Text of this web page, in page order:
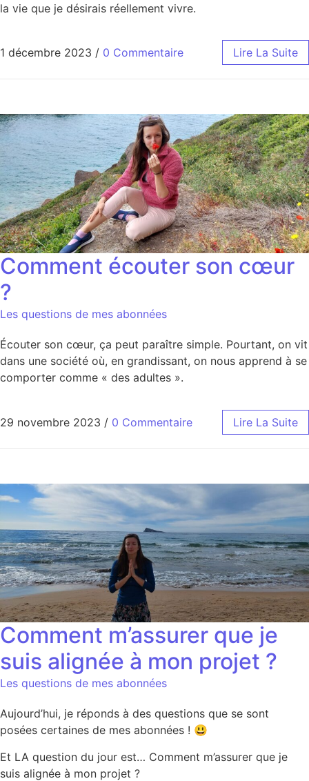
la vie que je désirais réellement vivre.
1 décembre 2023 / 0 Commentaire Lire La Suite
Comment écouter son cœur
?
Les questions de mes abonnées
Écouter son cœur, ça peut paraître simple. Pourtant, on vit
dans une société où, en grandissant, on nous apprend à se
comporter comme « des adultes ».
29 novembre 2023 / 0 Commentaire Lire La Suite
Comment m’assurer que je
suis alignée à mon projet ?
Les questions de mes abonnées
Aujourd’hui, je réponds à des questions que se sont
posées certaines de mes abonnées ! 😃
Et LA question du jour est… Comment m’assurer que je
suis alignée à mon projet ?